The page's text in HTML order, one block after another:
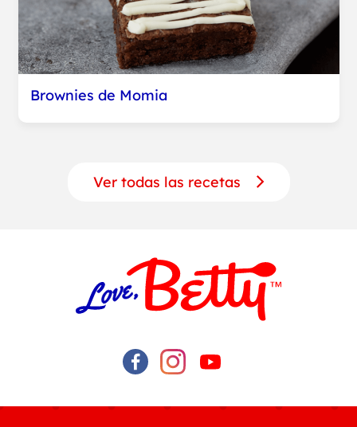
Brownies de Momia
Ver todas las recetas